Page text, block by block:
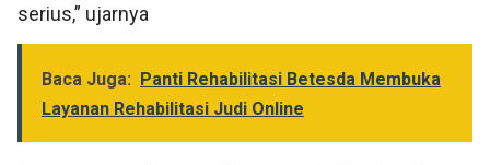
serius,” ujarnya
Baca Juga: Panti Rehabilitasi Betesda Membuka
Layanan Rehabilitasi Judi Online